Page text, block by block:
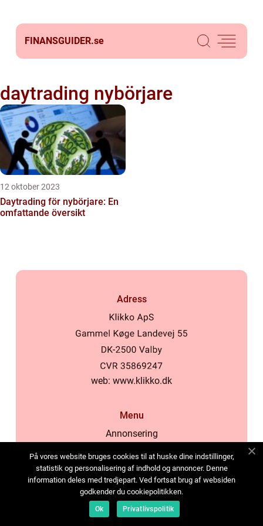
FINANSGUIDER.se
daytrading nybörjare
12 oktober 2023
Daytrading för nybörjare: En
omfattande översikt
Adress
web: www.klikko.dk
Menu
Annonsering
Cookies
Kontakta oss
Sitemap
På vores website bruges cookies til at huske dine indstillinger,
statistik og personalisering af indhold og annoncer. Denne
information deles med tredjepart. Ved fortsat brug af websiden
godkender du cookiepolitikken.
Ok Privatlivspolitik